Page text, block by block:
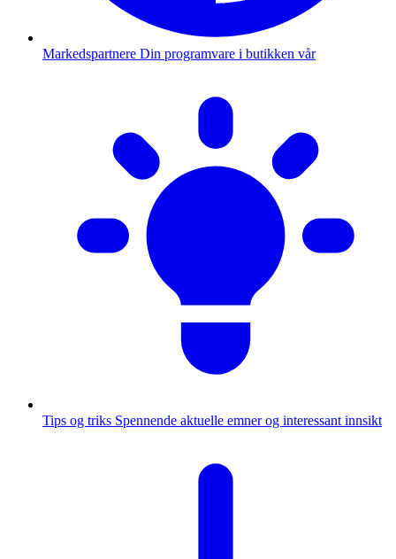
Markedspartnere Din programvare i butikken vår
Tips og triks Spennende aktuelle emner og interessant innsikt